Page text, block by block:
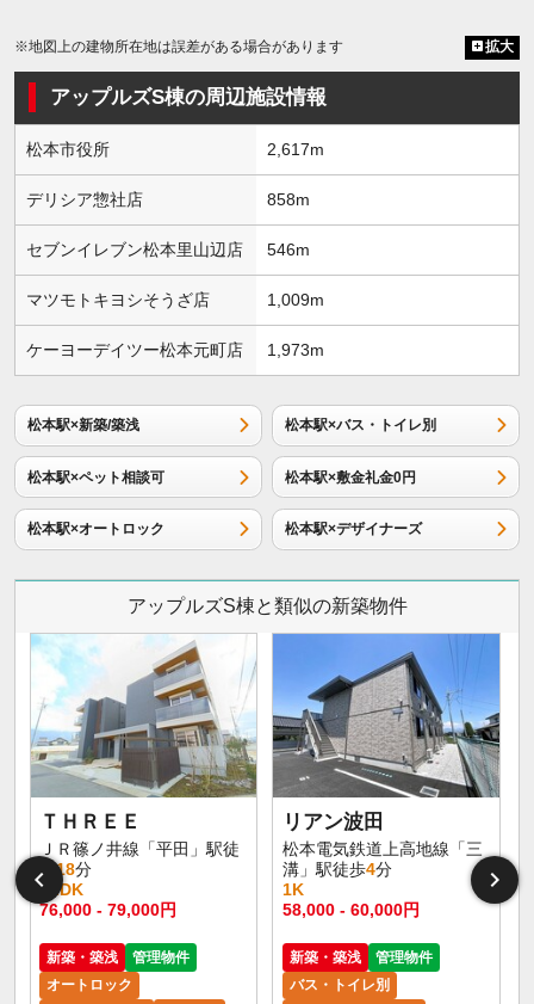
※地図上の建物所在地は誤差がある場合があります 拡大
アップルズS棟の周辺施設情報
松本市役所 2,617m
デリシア惣社店 858m
セブンイレブン松本里山辺店 546m
マツモトキヨシそうざ店 1,009m
ケーヨーデイツー松本元町店 1,973m
松本駅×新築/築浅 松本駅×バス・トイレ別
松本駅×ペット相談可 松本駅×敷金礼金0円
松本駅×オートロック 松本駅×デザイナーズ
アップルズS棟と類似の新築物件
ＴＨＲＥＥ
ＪＲ篠ノ井線「平田」駅徒
歩18分
1LDK
76,000 - 79,000円
新築・築浅
管理物件
オートロック
リアン波田
松本電気鉄道上高地線「三
溝」駅徒歩4分
1K
58,000 - 60,000円
新築・築浅
管理物件
バス・トイレ別